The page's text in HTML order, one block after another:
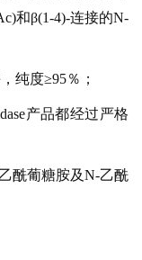
和β(1-4)-连接的N-
纯度≥95％；
产品都经过严格
酰葡糖胺及N-乙酰